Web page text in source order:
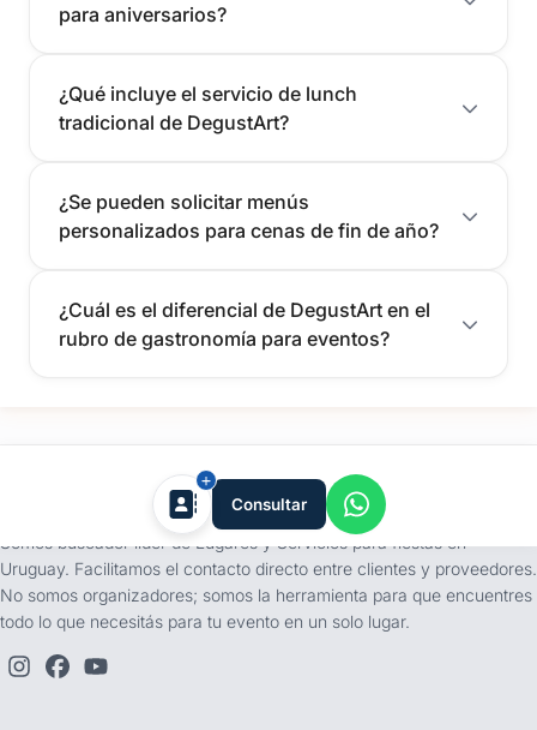
para aniversarios?
¿Qué incluye el servicio de lunch
tradicional de DegustArt?
¿Se pueden solicitar menús
personalizados para cenas de fin de año?
¿Cuál es el diferencial de DegustArt en el
rubro de gastronomía para eventos?
Consultar
tufiesta.com.uy
Somos buscador líder de Lugares y Servicios para fiestas en
Uruguay. Facilitamos el contacto directo entre clientes y proveedores.
No somos organizadores; somos la herramienta para que encuentres
todo lo que necesitás para tu evento en un solo lugar.